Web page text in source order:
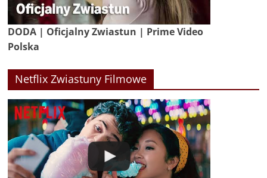
DODA | Oficjalny Zwiastun | Prime Video
Polska
Netflix Zwiastuny Filmowe